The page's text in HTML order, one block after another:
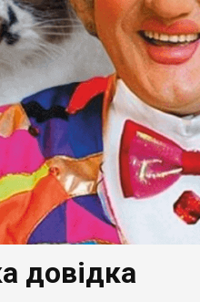
довідка